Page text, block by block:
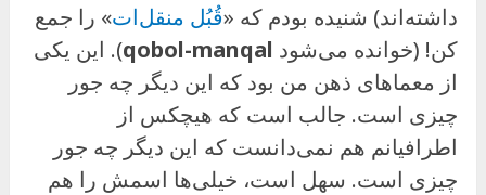
داشته‌اند) شنیده بودم که «قُبُل منقل‌ات» را جمع
کن! (خوانده می‌شود qobol-manqal). این یکی
از معماهای ذهن من بود که این دیگر چه جور
چیزی است. جالب است که هیچکس از
اطرافیانم هم نمی‌دانست که این دیگر چه جور
چیزی است. سهل است، خیلی‌ها اسمش را هم